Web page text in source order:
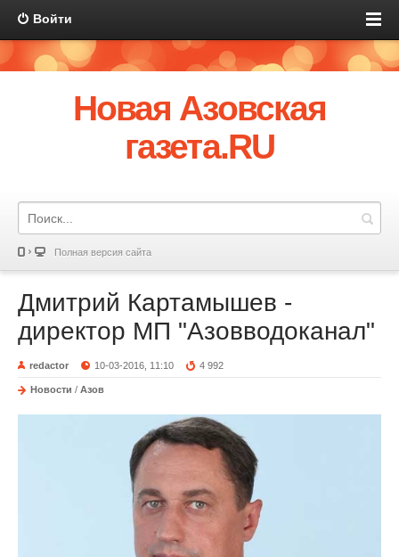
Войти
Новая Азовская
газета.RU
Полная версия сайта
Дмитрий Картамышев -
директор МП "Азовводоканал"
redactor 10-03-2016, 11:10 4 992
Новости / Азов